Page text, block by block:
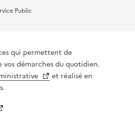
Public
qui permettent de
démarches du quotidien.
et réalisé en